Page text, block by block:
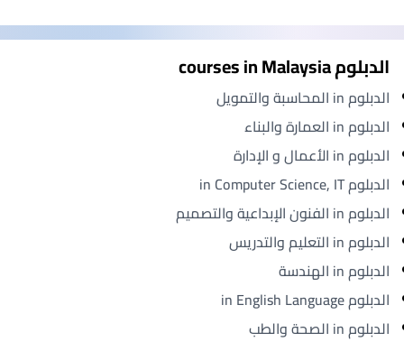
الدبلوم courses in Malaysia
الدبلوم in المحاسبة والتمويل
الدبلوم in العمارة والبناء
الدبلوم in الأعمال و الإدارة
الدبلوم in Computer Science, IT
الدبلوم in الفنون الإبداعية والتصميم
الدبلوم in التعليم والتدريس
الدبلوم in الهندسة
الدبلوم in English Language
الدبلوم in الصحة والطب